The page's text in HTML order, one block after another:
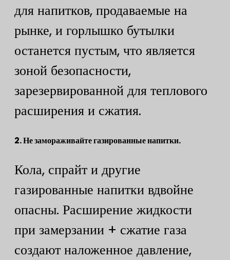
для напитков, продаваемые на
рынке, и горлышко бутылки
останется пустым, что является
зоной безопасности,
зарезервированной для теплового
расширения и сжатия.
​2. Не замораживайте газированные напитки.
Кола, спрайт и другие
газированные напитки вдвойне
опасны. Расширение жидкости
при замерзании + сжатие газа
создают наложенное давление,